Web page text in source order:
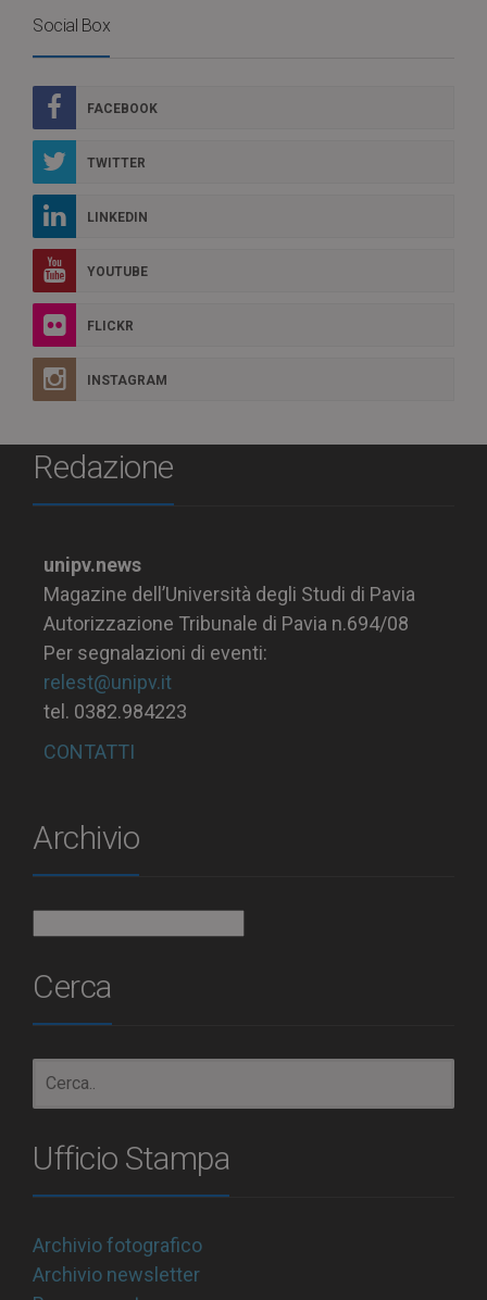
Social Box
FACEBOOK
TWITTER
LINKEDIN
YOUTUBE
FLICKR
INSTAGRAM
Redazione
unipv.news
Magazine dell’Università degli Studi di Pavia
Autorizzazione Tribunale di Pavia n.694/08
Per segnalazioni di eventi:
relest@unipv.it
tel. 0382.984223
CONTATTI
Archivio
Cerca
Ufficio Stampa
Archivio fotografico
Archivio newsletter